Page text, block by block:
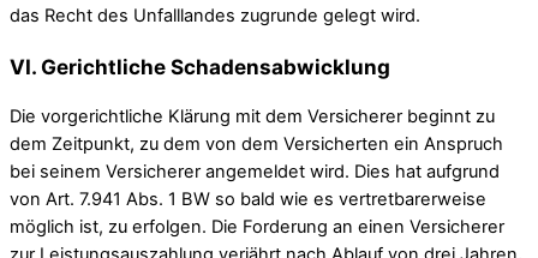
das Recht des Unfalllandes zugrunde gelegt wird.
VI. Gerichtliche Schadensabwicklung
Die vorgerichtliche Klärung mit dem Versicherer beginnt zu
dem Zeitpunkt, zu dem von dem Versicherten ein Anspruch
bei seinem Versicherer angemeldet wird. Dies hat aufgrund
von Art. 7.941 Abs. 1 BW so bald wie es vertretbarerweise
möglich ist, zu erfolgen. Die Forderung an einen Versicherer